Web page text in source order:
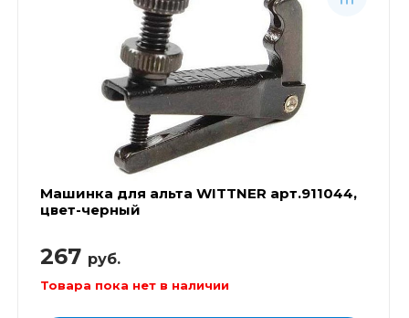
Машинка для альта WITTNER арт.911044,
цвет-черный
267 руб.
Товара пока нет в наличии